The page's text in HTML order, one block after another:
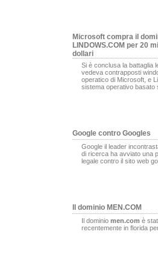
Microsoft compra il
LINDOWS.COM per 20
dollari
Si è conclusa la battaglia
vedeva contrapposti
operatico di Microsoft, e
sistema operativo basato
Google contro Googles
Google il leader
di ricerca ha avviato una
legale contro il sito web
Il dominio MEN.COM
Il dominio men.com è
recentemente in florida